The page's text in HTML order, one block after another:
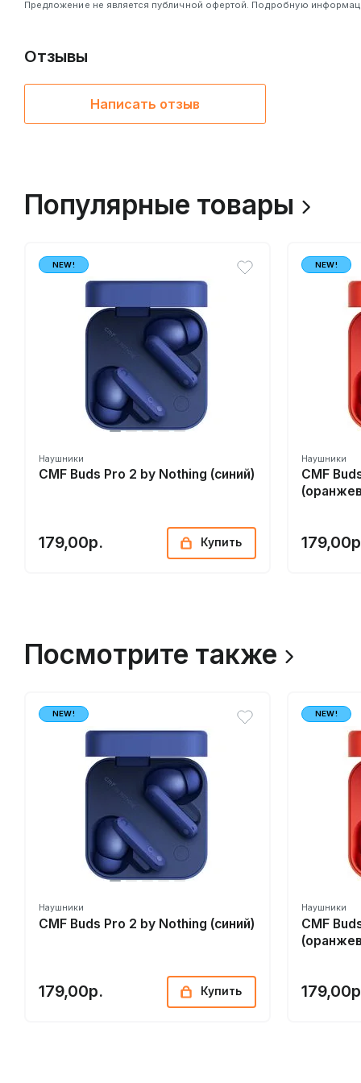
Предложение не является публичной офертой. Подробную
Отзывы
Написать отзыв
Популярные товары
NEW!
Наушники
CMF Buds Pro 2 by Nothing (синий)
179,00р. Купить
NEW!
Наушники
CMF
Посмотрите также
NEW!
Наушники
CMF Buds Pro 2 by Nothing (синий)
179,00р. Купить
NEW!
Наушники
CMF